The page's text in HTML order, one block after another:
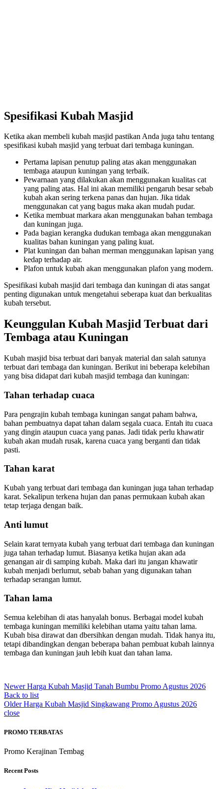
Spesifikasi Kubah Masjid
Ketika akan membeli kubah masjid pastikan Anda juga tahu tentang
spesifikasi kubah masjid yang terbuat dari tembaga kuningan.
Pertama lapisan penutup paling atas akan menggunakan
tembaga ataupun kuningan yang terbaik.
Pewarnaan yang dilakukan akan menggunakan kualitas cat
yang paling atas. Hal ini akan memiliki pengaruh besar sebab
kubah akan sering terkena panas dan hujan. Jika tidak
menggunakan cat yang bagus maka akan mudah pudar.
Ketika membuat markara akan menggunakan bahan tembaga
dan kuningan juga.
Pada bagian kerangka dudukan tembaga akan menggunakan
kualitas bahan kuningan yang paling kuat.
Plat kuningan dan bahan merman menggunakan lapisan yang
kedap terhadap air.
Plafon untuk kubah akan menggunakan plafon yang modern.
Spesifikasi kubah masjid dari tembaga dan kuningan di atas sangat
penting digunakan untuk mengetahui seberapa kuat dan berkualitas
kubah tersebut.
Keunggulan Kubah Masjid Terbuat dari
Tembaga atau Kuningan
Kubah masjid bisa terbuat dari banyak material dan salah satunya
terbuat dari tembaga dan kuningan. Berikut ini beberapa kelebihan
yang bisa didapat dari kubah masjid tembaga dan kuningan:
Tahan terhadap cuaca
Para pengrajin kubah tembaga kuningan sangat paham bahwa,
bahan pembuatnya dapat tahan dalam segala cuaca. Entah itu cuaca
yang dingin ataupun cuaca yang panas. Jadi tidak perlu khawatir
kubah akan mudah rusak, karena cuaca yang berganti dan tidak
pasti.
Tahan karat
Kubah yang terbuat dari tembaga dan kuningan juga tahan terhadap
karat. Sekalipun terkena hujan dan panas permukaan kubah akan
tetap terjaga dengan baik.
Anti lumut
Selain karat ternyata kubah yang terbuat dari tembaga dan kuningan
juga tahan terhadap lumut. Biasanya ketika hujan akan ada
genangan air di samping kubah. Maka dari itu jangan khawatir
kubah menjadi berlumut, sebab bahan yang digunakan tahan
terhadap serangan lumut.
Tahan lama
Semua kelebihan di atas hanyalah bonus. Berbagai model kubah
tembaga kuningan memiliki kelebihan utama yaitu tahan lama.
Kubah bisa dirawat dan dbersihkan dengan mudah. Tidak hanya itu,
tetapi dibandingkan dengan beberapa bahan pembuat kubah lainnya
tembaga dan kuningan jauh lebih kuat dan tahan lama.
Newer Harga Kubah Masjid Tanah Bumbu Promo Agustus 2026
Back to list
Older Harga Kubah Masjid Singkawang Promo Agustus 2026
close
PROMO TERBATAS
Promo Kerajinan Tembag
Recent Posts